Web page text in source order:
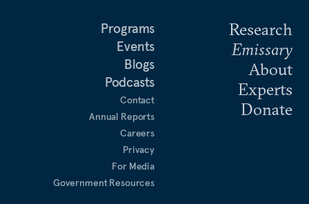
Research
Emissary
About
Experts
Donate
Programs
Events
Blogs
Podcasts
Contact
Annual Reports
Careers
Privacy
For Media
Government Resources